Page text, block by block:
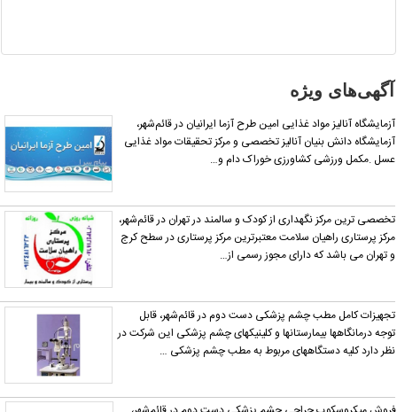
گزارش
دهید.
آگهی‌های ویژه
آزمایشگاه آنالیز مواد غذایی امین طرح آزما ایرانیان در قائم‌شهر،
آزمایشگاه دانش بنیان آنالیز تخصصی و مرکز تحقیقات مواد غذایی
عسل .مکمل ورزشی کشاورزی خوراک دام و…
تخصصی ترین مرکز نگهداری از کودک و سالمند در تهران در قائم‌شهر،
مرکز پرستاری راهیان سلامت معتبرترین مرکز پرستاری در سطح کرج
و تهران می باشد که دارای مجوز رسمی از…
تجهیزات کامل مطب چشم پزشکی دست دوم در قائم‌شهر، قابل
توجه درمانگاهها بیمارستانها و کلینیکهای چشم پزشکی این شرکت در
نظر دارد کلیه دستگاههای مربوط به مطب چشم پزشکی …